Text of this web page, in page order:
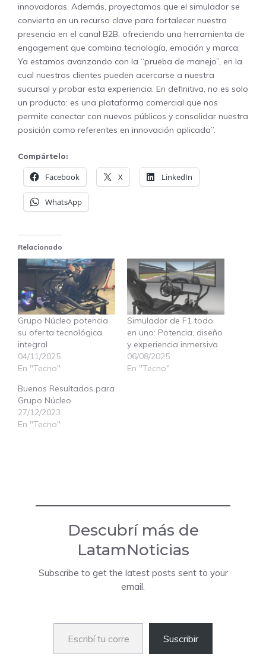
innovadoras. Además, proyectamos que el simulador se
convierta en un recurso clave para fortalecer nuestra
presencia en el canal B2B, ofreciendo una herramienta de
engagement que combina tecnología, emoción y marca.
Ya estamos avanzando con la “prueba de manejo”, en la
cual nuestros clientes pueden acercarse a nuestra
sucursal y probar esta experiencia. En definitiva, no es solo
un producto: es una plataforma comercial que nos
permite conectar con nuevos públicos y consolidar nuestra
posición como referentes en innovación aplicada”.
Compártelo:
Facebook X LinkedIn
WhatsApp
Relacionado
Grupo Núcleo potencia
su oferta tecnológica
integral
04/11/2025
En "Tecno"
Simulador de F1 todo
en uno: Potencia, diseño
y experiencia inmersiva
06/08/2025
En "Tecno"
Buenos Resultados para
Grupo Núcleo
27/12/2023
En "Tecno"
Descubrí más de
LatamNoticias
Subscribe to get the latest posts sent to your
email.
Escribí tu correo electrónico…
Suscribir